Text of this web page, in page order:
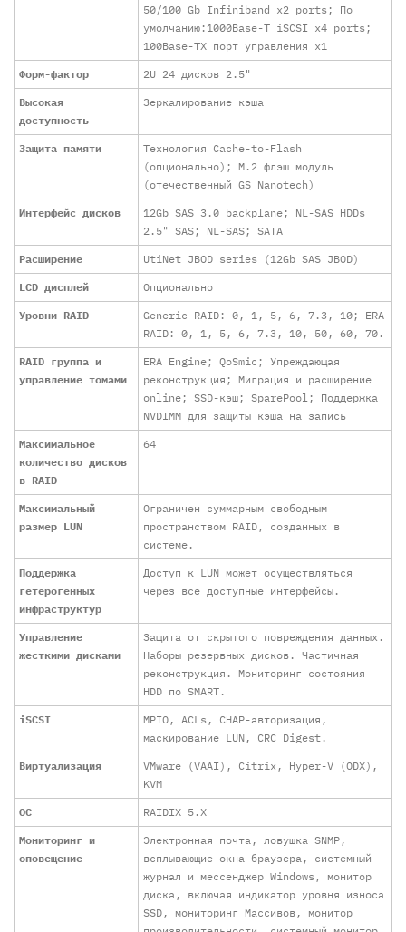
50/100 Gb Infiniband x2 ports; По
умолчанию:1000Base-T iSCSI x4 ports;
100Base-TX порт управления x1
Форм-фактор 2U 24 дисков 2.5"
Высокая
доступность
Зеркалирование кэша
Защита памяти
Технология Cache-to-Flash
(опционально); M.2 флэш модуль
(отечественный GS Nanotech)
Интерфейс дисков
12Gb SAS 3.0 backplane; NL-SAS HDDs
2.5" SAS; NL-SAS; SATA
Расширение UtiNet JBOD series (12Gb SAS JBOD)
LCD дисплей Опционально
Уровни RAID
Generic RAID: 0, 1, 5, 6, 7.3, 10; ERA
RAID: 0, 1, 5, 6, 7.3, 10, 50, 60, 70.
RAID группа и
управление томами
ERA Engine; QoSmic; Упреждающая
реконструкция; Миграция и расширение
online; SSD-кэш; SparePool; Поддержка
NVDIMM для защиты кэша на запись
Максимальное
количество дисков
в RAID
64
Максимальный
размер LUN
Ограничен суммарным свободным
пространством RAID, созданных в
системе.
Поддержка
гетерогенных
инфраструктур
Доступ к LUN может осуществляться
через все доступные интерфейсы.
Управление
жесткими дисками
Защита от скрытого повреждения данных.
Наборы резервных дисков. Частичная
реконструкция. Мониторинг состояния
HDD по SMART.
iSCSI
MPIO, ACLs, CHAP-авторизация,
маскирование LUN, СRC Digest.
Виртуализация
VMware (VAAI), Citrix, Hyper-V (ODX),
KVM
ОС RAIDIX 5.X
Мониторинг и
оповещение
Электронная почта, ловушка SNMP,
всплывающие окна браузера, системный
журнал и мессенджер Windows, монитор
диска, включая индикатор уровня износа
SSD, мониторинг Массивов, монитор